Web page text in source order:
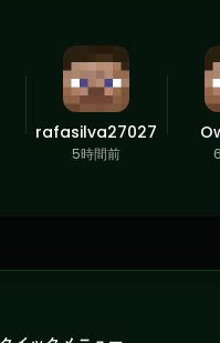
rafasilva27027
5時間前